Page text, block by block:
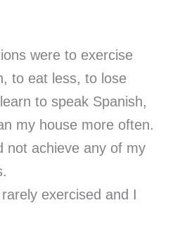
were to exercise
to eat less, to lose
to speak Spanish,
my house more often.
not achieve any of my
exercised and I